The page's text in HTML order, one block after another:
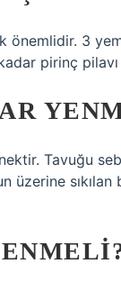
3
pirinç
Tavuğu
üzerine